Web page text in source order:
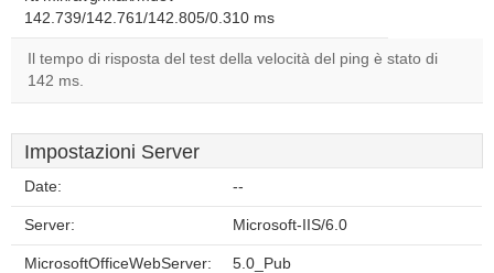
142.739/142.761/142.805/0.310 ms
Il tempo di risposta del test della velocità del ping è stato di
142 ms.
Impostazioni Server
Date: --
Server: Microsoft-IIS/6.0
MicrosoftOfficeWebServer: 5.0_Pub